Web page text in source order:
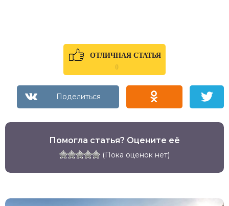
ОТЛИЧНАЯ СТАТЬЯ
0
Помогла статья? Оцените её
(Пока оценок нет)